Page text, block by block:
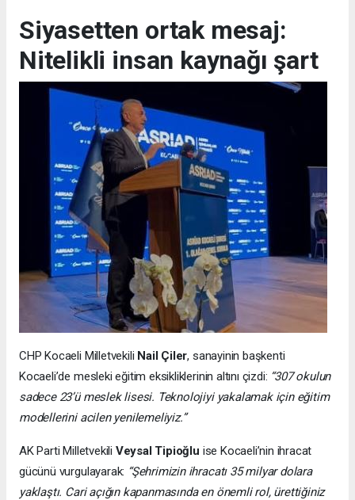
Siyasetten ortak mesaj:
Nitelikli insan kaynağı şart
CHP Kocaeli Milletvekili Nail Çiler, sanayinin başkenti
Kocaeli’de mesleki eğitim eksikliklerinin altını çizdi: “307 okulun
sadece 23’ü meslek lisesi. Teknolojiyi yakalamak için eğitim
modellerini acilen yenilemeliyiz.”
AK Parti Milletvekili Veysal Tipioğlu ise Kocaeli’nin ihracat
gücünü vurgulayarak: “Şehrimizin ihracatı 35 milyar dolara
yaklaştı. Cari açığın kapanmasında en önemli rol, ürettiğiniz